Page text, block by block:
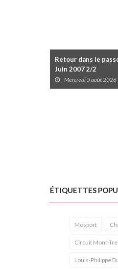
Retour dans le
Juin 2007 2/2
Mercredi 5 août 2026
ÉTIQUETTES
Mosport
Circuit Mont-
Louis-Philippe